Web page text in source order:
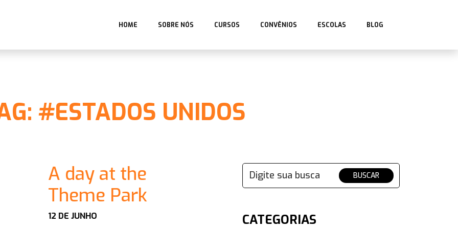
HOME SOBRE NÓS CURSOS CONVÊNIOS ESCOLAS BLOG
#ESTADOS UNIDOS
A day at the
Theme Park
12 DE JUNHO
BUSCAR
CATEGORIAS